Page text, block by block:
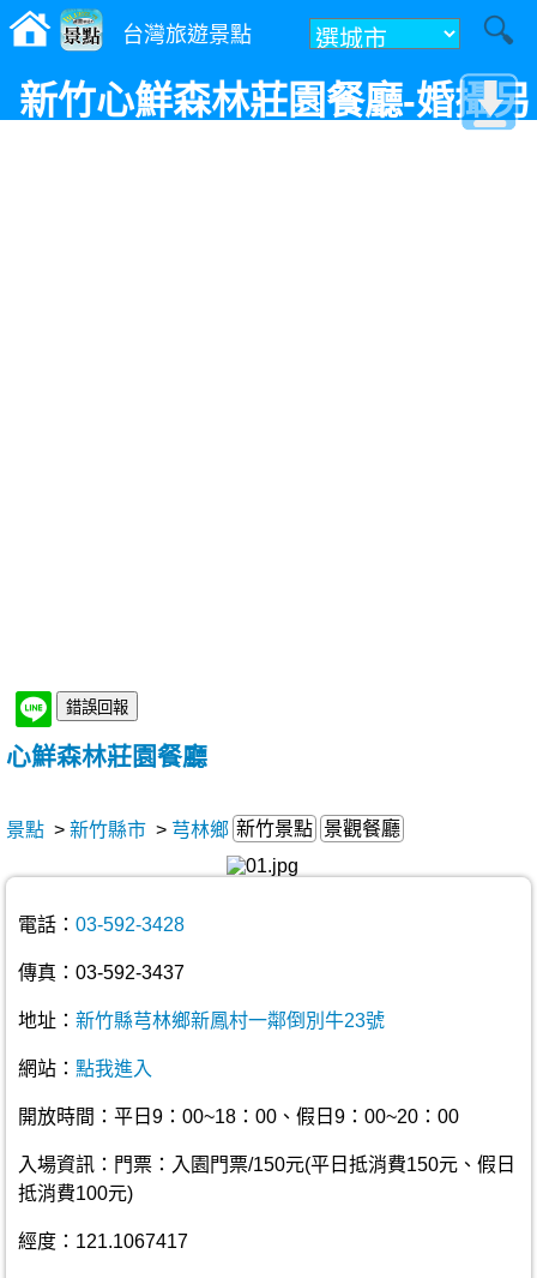
台灣旅遊景點
新竹心鮮森林莊園餐廳-婚攝另
心鮮森林莊園餐廳
景點 > 新竹縣市 > 芎林鄉 新竹景點 景觀餐廳
電話： 03-592-3428
傳真：03-592-3437
地址： 新竹縣芎林鄉新鳳村一鄰倒別牛23號
網站： 點我進入
開放時間：平日9：00~18：00、假日9：00~20：00
入場資訊：門票：入園門票/150元(平日抵消費150元、假日
抵消費100元)
經度：121.1067417